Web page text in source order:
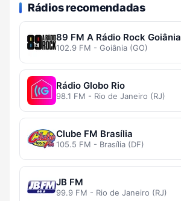
Rádios recomendadas
89 FM A Rádio Rock Goiânia
102.9 FM - Goiânia (GO)
Rádio Globo Rio
98.1 FM - Rio de Janeiro (RJ)
Clube FM Brasília
105.5 FM - Brasília (DF)
JB FM
99.9 FM - Rio de Janeiro (RJ)